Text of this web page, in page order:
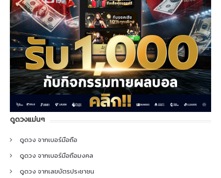
ดูดวงแม่นๆ
ดูดวง จากเบอร์มือถือ
ดูดวง จากเบอร์มือถือมงคล
ดูดวง จากเลขบัตรประชาชน